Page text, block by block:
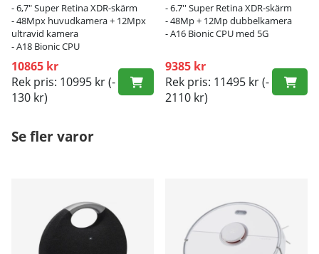
- 6,7" Super Retina XDR-skärm
- 48Mpx huvudkamera + 12Mpx
ultravid kamera
- A18 Bionic CPU
10865 kr
Rek pris: 10995 kr(-
130 kr)
- 6.7'' Super Retina XDR-skärm
- 48Mp + 12Mp dubbelkamera
- A16 Bionic CPU med 5G
9385 kr
Rek pris: 11495 kr(-
2110 kr)
Se fler varor